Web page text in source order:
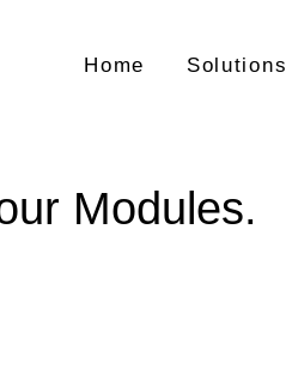
Home Solutions
Modules.